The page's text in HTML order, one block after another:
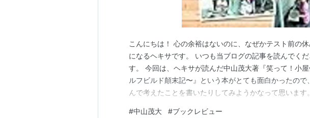
こんにちは！ 心の余裕はないのに、なぜかテスト前の
になるヘキサです。 いつも当ブログの記事を読んでく
す。 今回は、ヘキサが読んだ中山茂大著『笑って！小
ルフビルド顛末記〜』という本がとても面白かったの
んで考えたことを書いたりしてみようかなって思いま
#中山茂大 #ブックレビュー